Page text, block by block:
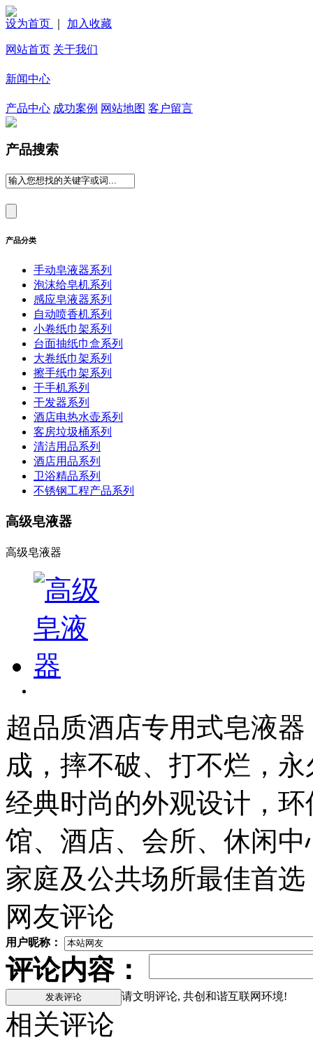
设为首页 加入收藏
网站首页 关于我们
新闻中心
产品中心 成功案例 网站地图 客户留言
产品搜索
产品分类
手动皂液器系列
泡沫给皂机系列
感应皂液器系列
自动喷香机系列
小卷纸巾架系列
台面抽纸巾盒系列
大卷纸巾架系列
擦手纸巾架系列
干手机系列
干发器系列
酒店电热水壶系列
客房垃圾桶系列
清洁用品系列
酒店用品系列
卫浴精品系列
不锈钢工程产品系列
高级皂液器
高级皂液器
超品质酒店专用式皂液
成，摔不破、打不烂，
经典时尚的外观设计，
馆、酒店、会所、休闲
家庭及公共场所最佳首选
网友评论
用户昵称：
评论内容：
请文明评论, 共创和谐互联网环境!
相关评论